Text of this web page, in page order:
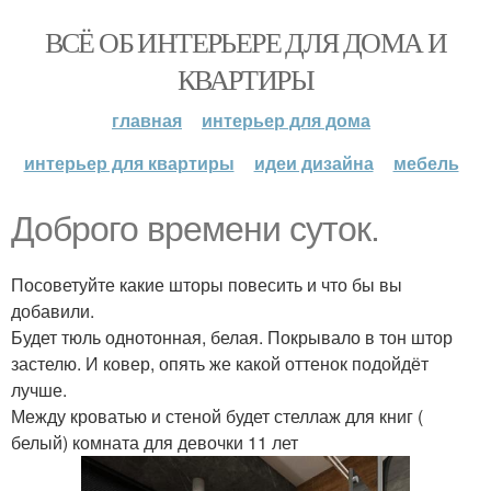
ВСЁ ОБ ИНТЕРЬЕРЕ ДЛЯ ДОМА И
КВАРТИРЫ
главная
интерьер для дома
интерьер для квартиры
идеи дизайна мебель
Доброго времени суток.
Посоветуйте какие шторы повесить и что бы вы
добавили.
Будет тюль однотонная, белая. Покрывало в тон штор
застелю. И ковер, опять же какой оттенок подойдёт
лучше.
Между кроватью и стеной будет стеллаж для книг (
белый) комната для девочки 11 лет